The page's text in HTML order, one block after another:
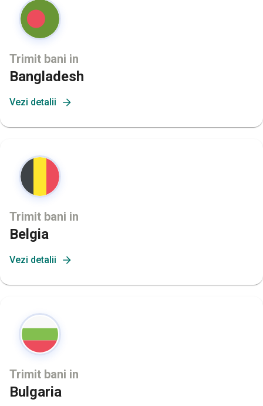
Trimit bani in
Bangladesh
Vezi detalii
Trimit bani in
Belgia
Vezi detalii
Trimit bani in
Bulgaria